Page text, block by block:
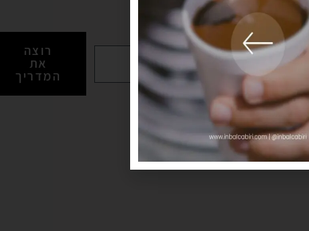
רוצה
את
המדריך